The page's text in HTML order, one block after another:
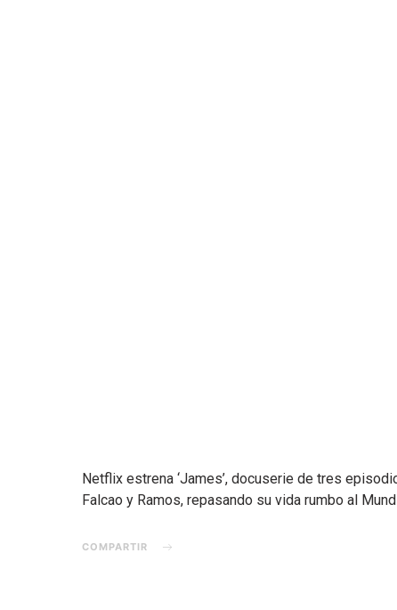
Netflix estrena ‘James’, docuserie de tres
Falcao y Ramos, repasando su vida rumbo al
COMPARTIR